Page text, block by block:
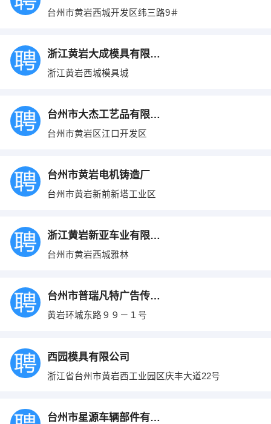
台州市黄岩西城开发区纬三路9＃
浙江黄岩大成模具有限公司
浙江黄岩西城模具城
台州市大杰工艺品有限公司
台州市黄岩区江口开发区
台州市黄岩电机铸造厂
台州市黄岩新前新塔工业区
浙江黄岩新亚车业有限公司
台州市黄岩西城雅林
台州市普瑞凡特广告传媒有限公司
黄岩环城东路９９－１号
西园模具有限公司
浙江省台州市黄岩西工业园区庆丰大道22号
台州市星源车辆部件有限公司